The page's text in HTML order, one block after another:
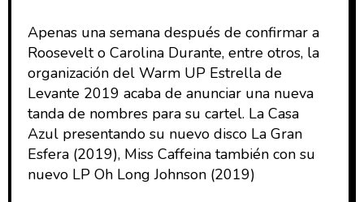
Apenas una semana después de confirmar a
Roosevelt o Carolina Durante, entre otros, la
organización del Warm UP Estrella de
Levante 2019 acaba de anunciar una nueva
tanda de nombres para su cartel. La Casa
Azul presentando su nuevo disco La Gran
Esfera (2019), Miss Caffeina también con su
nuevo LP Oh Long Johnson (2019)